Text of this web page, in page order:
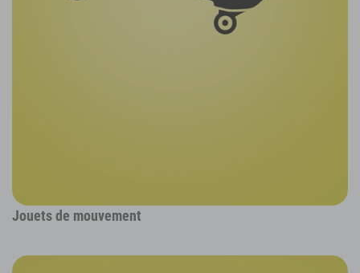
Jouets de mouvement